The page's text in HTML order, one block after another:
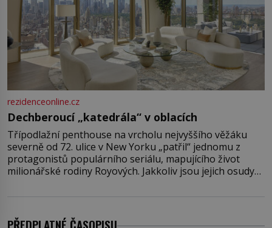
rezidenceonline.cz
Dechberoucí „katedrála“ v oblacích
Třípodlažní penthouse na vrcholu nejvyššího věžáku
severně od 72. ulice v New Yorku „patřil“ jednomu z
protagonistů populárního seriálu, mapujícího život
milionářské rodiny Royových. Jakkoliv jsou jejich osudy
jenom jednou z nemovitostí